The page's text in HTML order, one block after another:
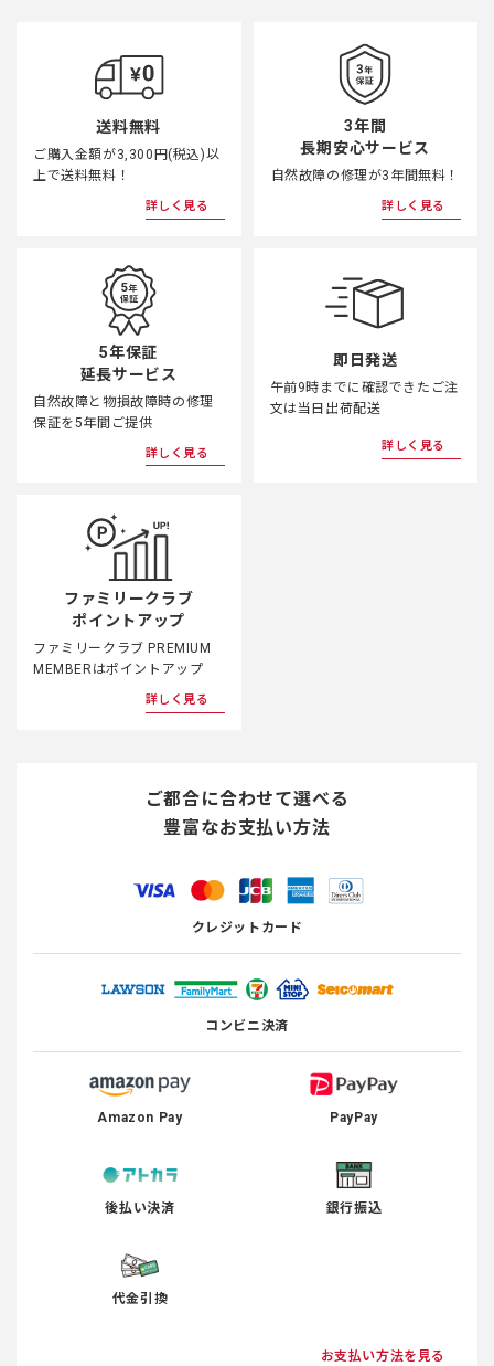
送料無料
ご購入金額が3,300円(税込)以
上で送料無料！
詳しく見る
3年間
長期安心サービス
自然故障の修理が3年間無料！
詳しく見る
5年保証
延長サービス
自然故障と物損故障時の修理
保証を5年間ご提供
詳しく見る
即日発送
午前9時までに確認できたご注
文は当日出荷配送
詳しく見る
ファミリークラブ
ポイントアップ
ファミリークラブ PREMIUM
MEMBERはポイントアップ
詳しく見る
ご都合に合わせて選べる
豊富なお支払い方法
クレジットカード
コンビニ決済
Amazon Pay PayPay
後払い決済 銀行振込
代金引換
お支払い方法を見る